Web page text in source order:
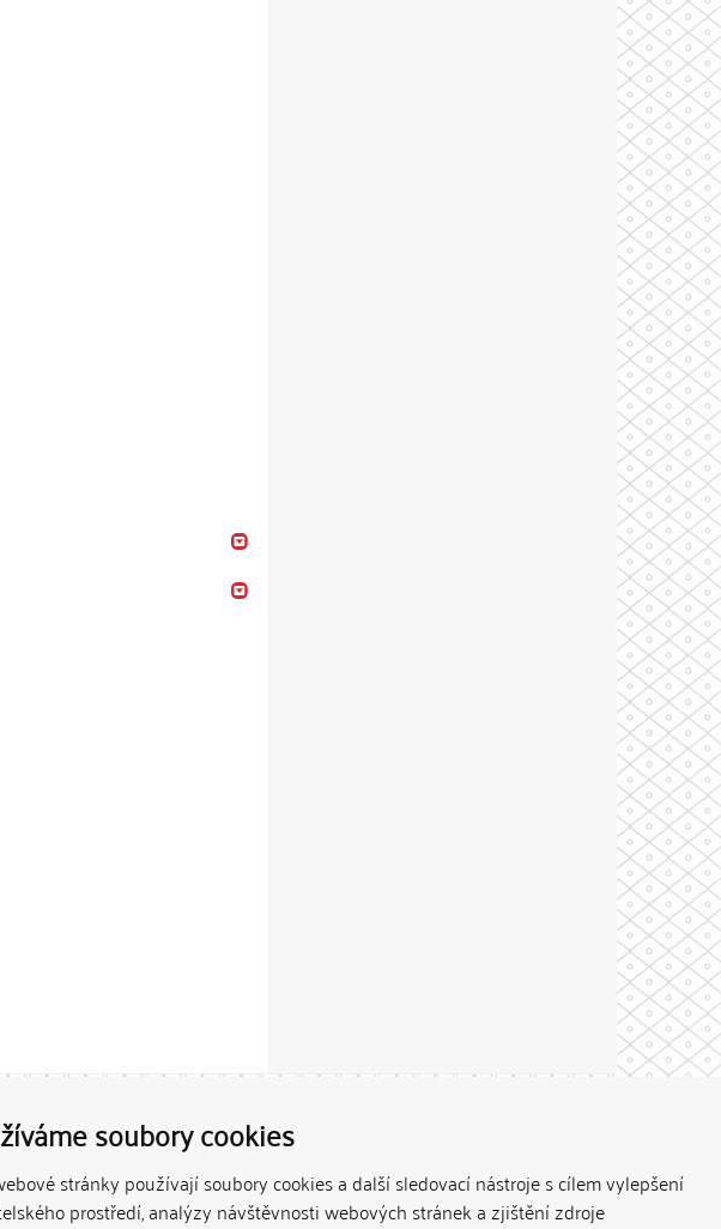
soubory cookies
stránky používají soubory cookies a další sledovací nástroje s cílem vylepšení
prostředí, analýzy návštěvnosti webových stránek a zjištění zdroje
cuni.cz
/ Each constituent
vědeckou